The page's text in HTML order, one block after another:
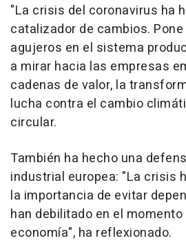
"La crisis del coronavirus ha
catalizador de cambios.
agujeros en el sistema
a mirar hacia las empresas
cadenas de valor, la
lucha contra el cambio
circular.
También ha hecho una
industrial europea: "La crisis
la importancia de evitar
han debilitado en el
economía", ha reflexionado.